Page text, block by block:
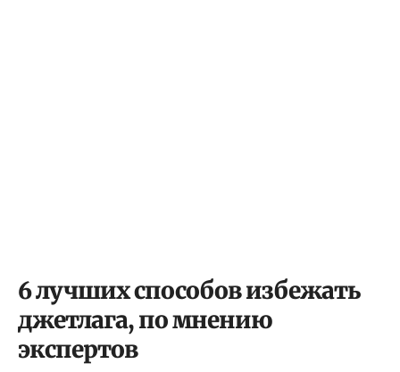
6 лучших способов избежать
джетлага, по мнению
экспертов